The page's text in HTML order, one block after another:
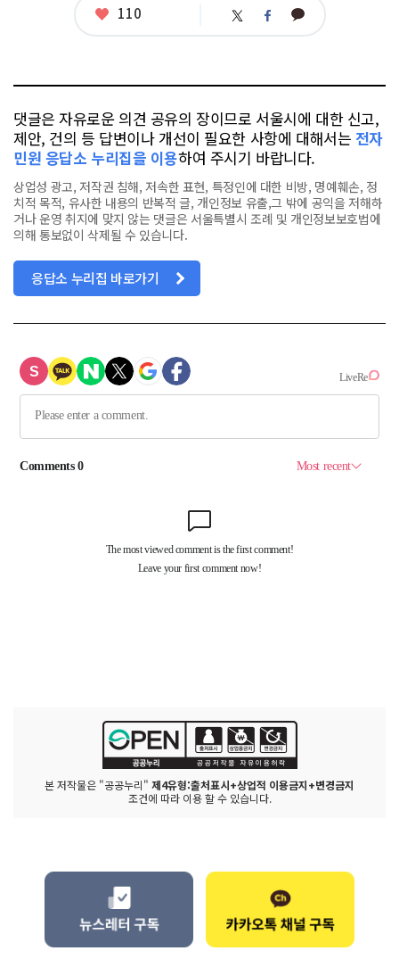
좋
110 트 페 카
댓글은 자유로운 의견 공유의 장이므로 서울시에 대한 신고,
제안, 건의 등 답변이나 개선이 필요한 사항에 대해서는 전자
민원 응답소 누리집을 이용하여 주시기 바랍니다.
상업성 광고, 저작권 침해, 저속한 표현, 특정인에 대한 비방, 명예훼손, 정
치적 목적, 유사한 내용의 반복적 글, 개인정보 유출,그 밖에 공익을 저해하
거나 운영 취지에 맞지 않는 댓글은 서울특별시 조례 및 개인정보보호법에
의해 통보없이 삭제될 수 있습니다.
응답소 누리집 바로가기
본 저작물은 "공공누리" 제4유형:출처표시+상업적 이용금지+변경금지
조건에 따라 이용 할 수 있습니다.